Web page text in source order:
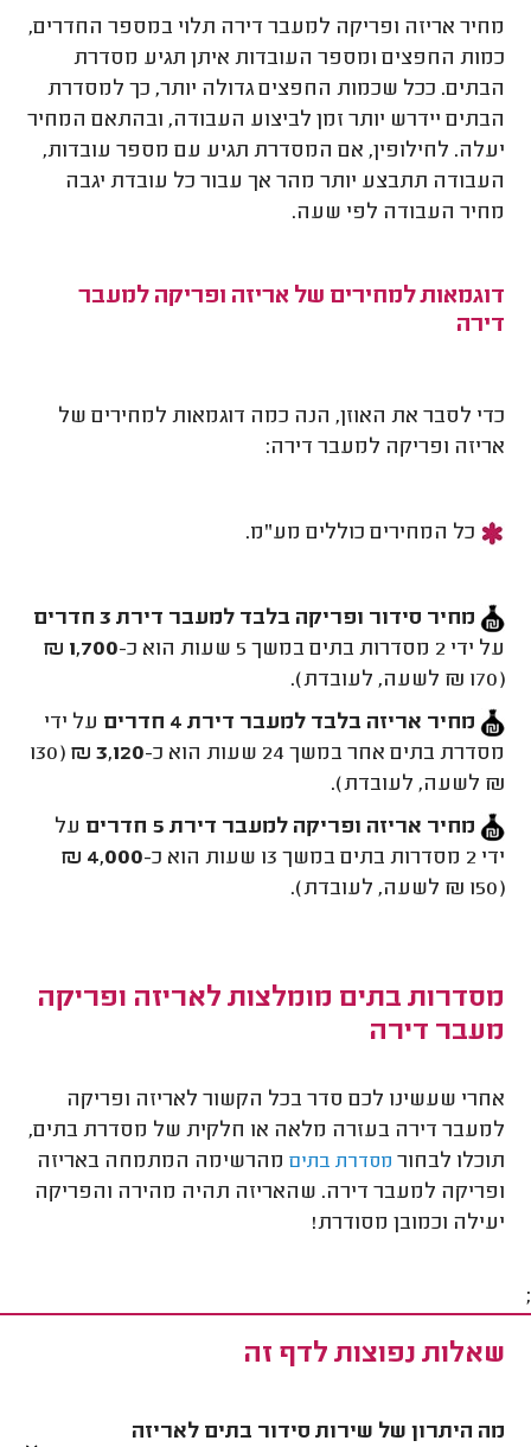
מחיר אריזה ופריקה למעבר דירה תלוי במספר החדרים,
כמות החפצים ומספר העובדות איתן תגיע מסדרת
הבתים. ככל שכמות החפצים גדולה יותר, כך למסדרת
הבתים יידרש יותר זמן לביצוע העבודה, ובהתאם המחיר
יעלה. לחילופין, אם המסדרת תגיע עם מספר עובדות,
העבודה תתבצע יותר מהר אך עבור כל עובדת יגבה
מחיר העבודה לפי שעה.
דוגמאות למחירים של אריזה ופריקה למעבר
דירה
כדי לסבר את האוזן, הנה כמה דוגמאות למחירים של
אריזה ופריקה למעבר דירה:
כל המחירים כוללים מע"מ.
מחיר סידור ופריקה בלבד למעבר דירת 3 חדרים
על ידי 2 מסדרות בתים במשך 5 שעות הוא כ-
1,700 ₪
(170 ₪ לשעה, לעובדת).
מחיר אריזה בלבד למעבר דירת 4 חדרים
על ידי
מסדרת בתים אחר במשך 24 שעות הוא כ-
3,120 ₪
(130
₪ לשעה, לעובדת).
מחיר אריזה ופריקה למעבר דירת 5 חדרים
על
ידי 2 מסדרות בתים במשך 13 שעות הוא כ-
4,000 ₪
(150 ₪ לשעה, לעובדת).
מסדרות בתים מומלצות לאריזה ופריקה
מעבר דירה
אחרי שעשינו לכם סדר בכל הקשור לאריזה ופריקה
למעבר דירה בעזרה מלאה או חלקית של מסדרת בתים,
תוכלו לבחור מסדרת בתים מהרשימה המתמחה באריזה
ופריקה למעבר דירה. שהאריזה תהיה מהירה והפריקה
יעילה וכמובן מסודרת!
;
שאלות נפוצות לדף זה
מה היתרון של שירות סידור בתים לאריזה